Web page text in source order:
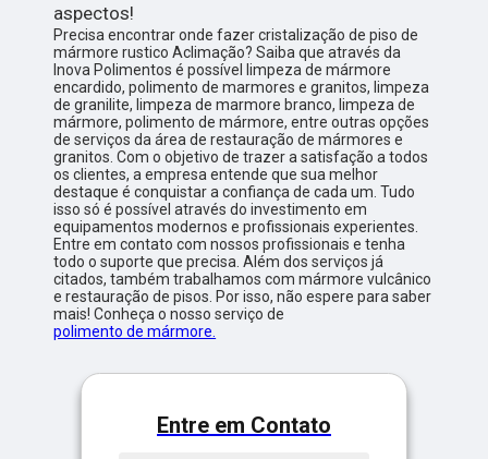
aspectos!
Precisa encontrar onde fazer cristalização de piso de
mármore rustico Aclimação? Saiba que através da
Inova Polimentos é possível limpeza de mármore
encardido, polimento de marmores e granitos, limpeza
de granilite, limpeza de marmore branco, limpeza de
mármore, polimento de mármore, entre outras opções
de serviços da área de restauração de mármores e
granitos. Com o objetivo de trazer a satisfação a todos
os clientes, a empresa entende que sua melhor
destaque é conquistar a confiança de cada um. Tudo
isso só é possível através do investimento em
equipamentos modernos e profissionais experientes.
Entre em contato com nossos profissionais e tenha
todo o suporte que precisa. Além dos serviços já
citados, também trabalhamos com mármore vulcânico
e restauração de pisos. Por isso, não espere para saber
mais! Conheça o nosso serviço de
polimento de mármore.
Entre em Contato